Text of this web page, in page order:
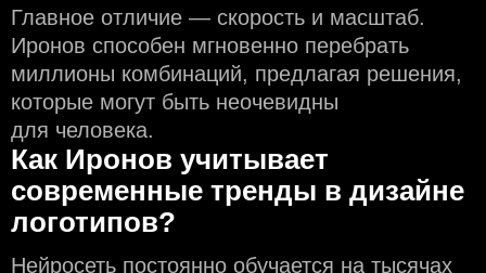
Главное отличие — скорость и масштаб.
Иронов способен мгновенно перебрать
миллионы комбинаций, предлагая решения,
которые могут быть неочевидны
для человека.
Как Иронов учитывает
современные тренды в дизайне
логотипов?
Нейросеть постоянно обучается на тысячах